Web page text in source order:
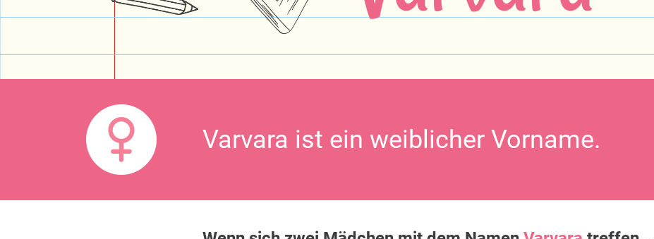
Varvara ist ein weiblicher Vorname.